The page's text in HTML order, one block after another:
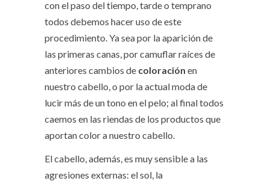
con el paso del tiempo, tarde o temprano
todos debemos hacer uso de este
procedimiento. Ya sea por la aparición de
las primeras canas, por camuflar raíces de
anteriores cambios de coloración en
nuestro cabello, o por la actual moda de
lucir más de un tono en el pelo; al final todos
caemos en las riendas de los productos que
aportan color a nuestro cabello.
El cabello, además, es muy sensible a las
agresiones externas: el sol, la